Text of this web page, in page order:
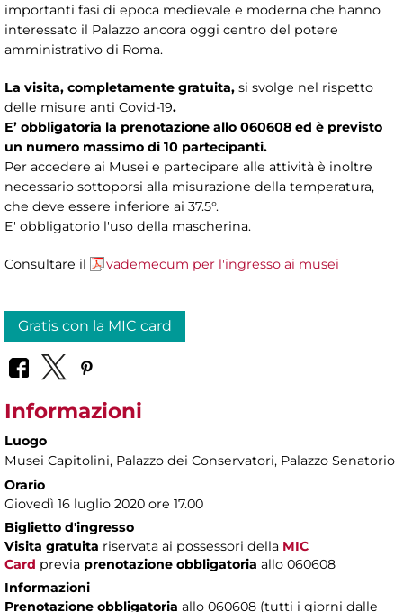
importanti fasi di epoca medievale e moderna che hanno
interessato il Palazzo ancora oggi centro del potere
amministrativo di Roma.
La visita, completamente gratuita, si svolge nel rispetto
delle misure anti Covid-19.
E’ obbligatoria la prenotazione allo 060608 ed è previsto
un numero massimo di 10 partecipanti.
Per accedere ai Musei e partecipare alle attività è inoltre
necessario sottoporsi alla misurazione della temperatura,
che deve essere inferiore ai 37.5°.
E' obbligatorio l'uso della mascherina.
Consultare il vademecum per l'ingresso ai musei
Gratis con la MIC card
Informazioni
Luogo
Musei Capitolini, Palazzo dei Conservatori, Palazzo Senatorio
Orario
Giovedì 16 luglio 2020 ore 17.00
Biglietto d'ingresso
Visita gratuita riservata ai possessori della MIC
Card previa prenotazione obbligatoria allo 060608
Informazioni
Prenotazione obbligatoria allo 060608 (tutti i giorni dalle